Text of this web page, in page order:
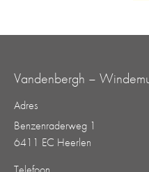
Vandenbergh –
Adres
Benzenraderweg 1
6411 EC Heerlen